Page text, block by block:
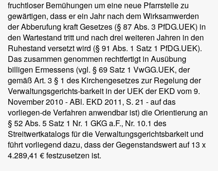
fruchtloser Bemühungen um eine neue Pfarrstelle zu
gewärtigen, dass er ein Jahr nach dem Wirksamwerden
der Abberufung kraft Gesetzes (§ 87 Abs. 3 PfDG.UEK) in
den Wartestand tritt und nach drei weiteren Jahren in den
Ruhestand versetzt wird (§ 91 Abs. 1 Satz 1 PfDG.UEK).
Das zusammen genommen rechtfertigt in Ausübung
billigen Ermessens (vgl. § 69 Satz 1 VwGG.UEK, der
gemäß Art. 3 § 1 des Kirchengesetzes zur Regelung der
Verwaltungsgerichts-barkeit in der UEK der EKD vom 9.
November 2010 - ABl. EKD 2011, S. 21 - auf das
vorliegen-de Verfahren anwendbar ist) die Orientierung an
§ 52 Abs. 5 Satz 1 Nr. 1 GKG a.F., Nr. 10.1 des
Streitwertkatalogs für die Verwaltungsgerichtsbarkeit und
führt vorliegend dazu, dass der Gegenstandswert auf 13 x
4.289,41 € festzusetzen ist.